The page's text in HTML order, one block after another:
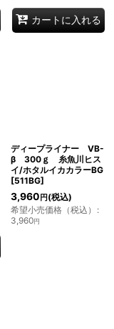
カートに入れる
ディープライナー VB-
β 300ｇ 糸魚川ヒス
イ/ホタルイカカラーBG
[511BG]
3,960 円(税込)
希望小売価格（税込） :
3,960円